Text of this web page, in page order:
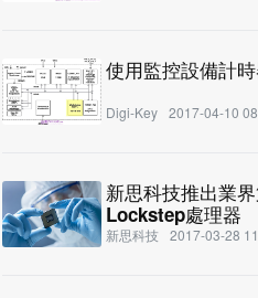
使用監控設備計時
Digi-Key 2017-04-10
新思科技推出業
Lockstep處理器
新思科技 2017-03-28